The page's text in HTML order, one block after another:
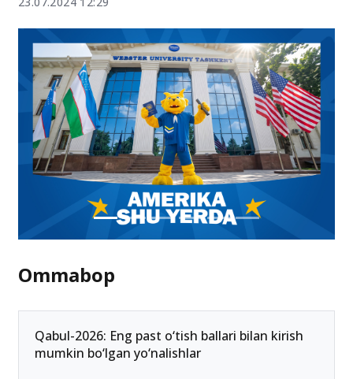
23.07.2024 12:29
Ommabop